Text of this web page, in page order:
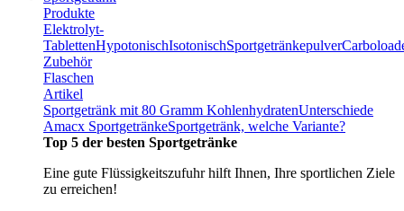
Produkte
Elektrolyt-
TablettenHypotonischIsotonischSportgetränkepulver
Zubehör
Flaschen
Artikel
Sportgetränk mit 80 Gramm KohlenhydratenUnterschiede
Amacx SportgetränkeSportgetränk, welche Variante?
Top 5 der besten Sportgetränke
Eine gute Flüssigkeitszufuhr hilft Ihnen, Ihre sportlichen Ziele
zu erreichen!